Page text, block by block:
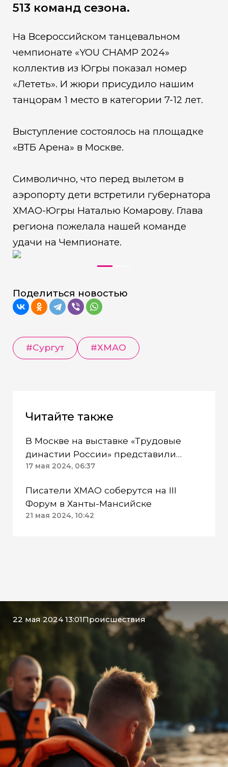
513 команд сезона.
На Всероссийском танцевальном
чемпионате «YOU CHAMP 2024»
коллектив из Югры показал номер
«Лететь». И жюри присудило нашим
танцорам 1 место в категории 7-12 лет.
Выступление состоялось на площадке
«ВТБ Арена» в Москве.
Символично, что перед вылетом в
аэропорту дети встретили губернатора
ХМАО-Югры Наталью Комарову. Глава
региона пожелала нашей команде
удачи на Чемпионате.
Поделиться новостью
#Сургут #ХМАО
Читайте также
В Москве на выставке «Трудовые
династии России» представили
научный труд об истории ХМАО
17 мая 2024, 06:37
Писатели ХМАО соберутся на III
Форум в Ханты-Мансийске
21 мая 2024, 10:42
22 мая 2024 13:01Происшествия